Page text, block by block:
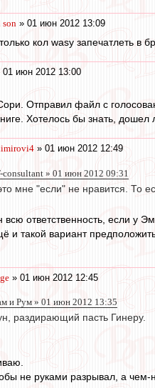
» 01 июн 2012 13:09
кол wasy запечатлеть в
01 июн 2012 13:00
Отправил файл с
Хотелось бы знать,
» 01 июн 2012 12:49
consultant » 01 июн 2012 09:31
мне "если" не нравится. То
всю ответственность, если у
и такой вариант
» 01 июн 2012 12:45
и Рум » 01 июн 2012 13:35
раздирающий пасть Гинеру.
не руками разрывал, а чем-